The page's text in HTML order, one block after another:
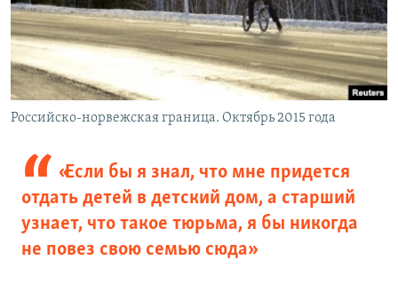
Российско-норвежская граница. Октябрь 2015 года
«Если бы я знал, что мне придется
отдать детей в детский дом, а старший
узнает, что такое тюрьма, я бы никогда
не повез свою семью сюда»